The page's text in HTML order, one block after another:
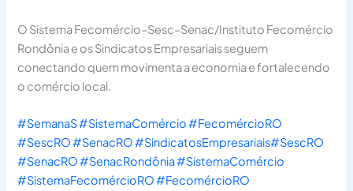
O Sistema Fecomércio–Sesc–Senac/Instituto Fecomércio
Rondônia e os Sindicatos Empresariais seguem
conectando quem movimenta a economia e fortalecendo
o comércio local.
#SemanaS#SistemaComércio#FecomércioRO
#SescRO#SenacRO#SindicatosEmpresariais#SescRO
#SenacRO#SenacRondônia#SistemaComércio
#SistemaFecomércioRO#FecomércioRO